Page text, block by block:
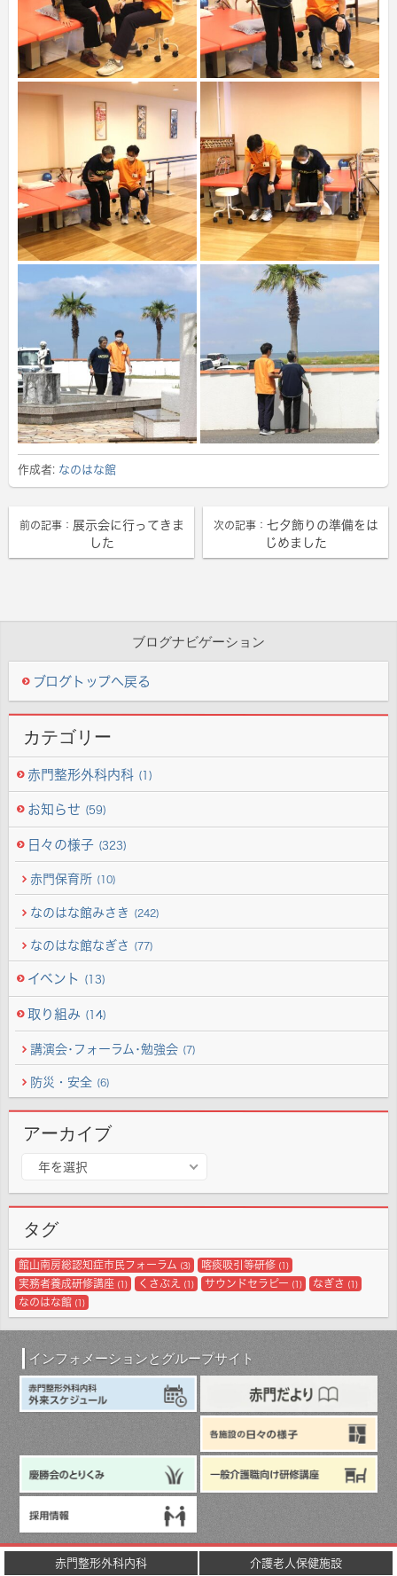
作成者: なのはな館
前の記事： 展示会に行ってきま
した
次の記事： 七夕飾りの準備をは
じめました
ブログナビゲーション
ブログトップへ戻る
カテゴリー
赤門整形外科内科 (1)
お知らせ (59)
日々の様子 (323)
赤門保育所 (10)
なのはな館みさき (242)
なのはな館なぎさ (77)
イベント (13)
取り組み (14)
講演会･フォーラム･勉強会 (7)
防災・安全 (6)
アーカイブ
カ
年を選択
タグ
館山南房総認知症市民フォーラム (3) 喀痰吸引等研修(1)
実務者養成研修講座 (1) くさぶえ (1) サウンドセラピー (1) なぎさ (1)
なのはな館(1)
インフォメーションとグループサイト
赤門整形外科内科 介護老人保健施設